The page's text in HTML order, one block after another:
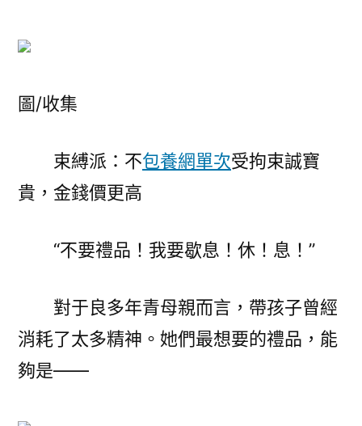
圖/收集
束縛派：不包養網單次受拘束誠寶
貴，金錢價更高
“不要禮品！我要歇息！休！息！”
對于良多年青母親而言，帶孩子曾經
消耗了太多精神。她們最想要的禮品，能
夠是——